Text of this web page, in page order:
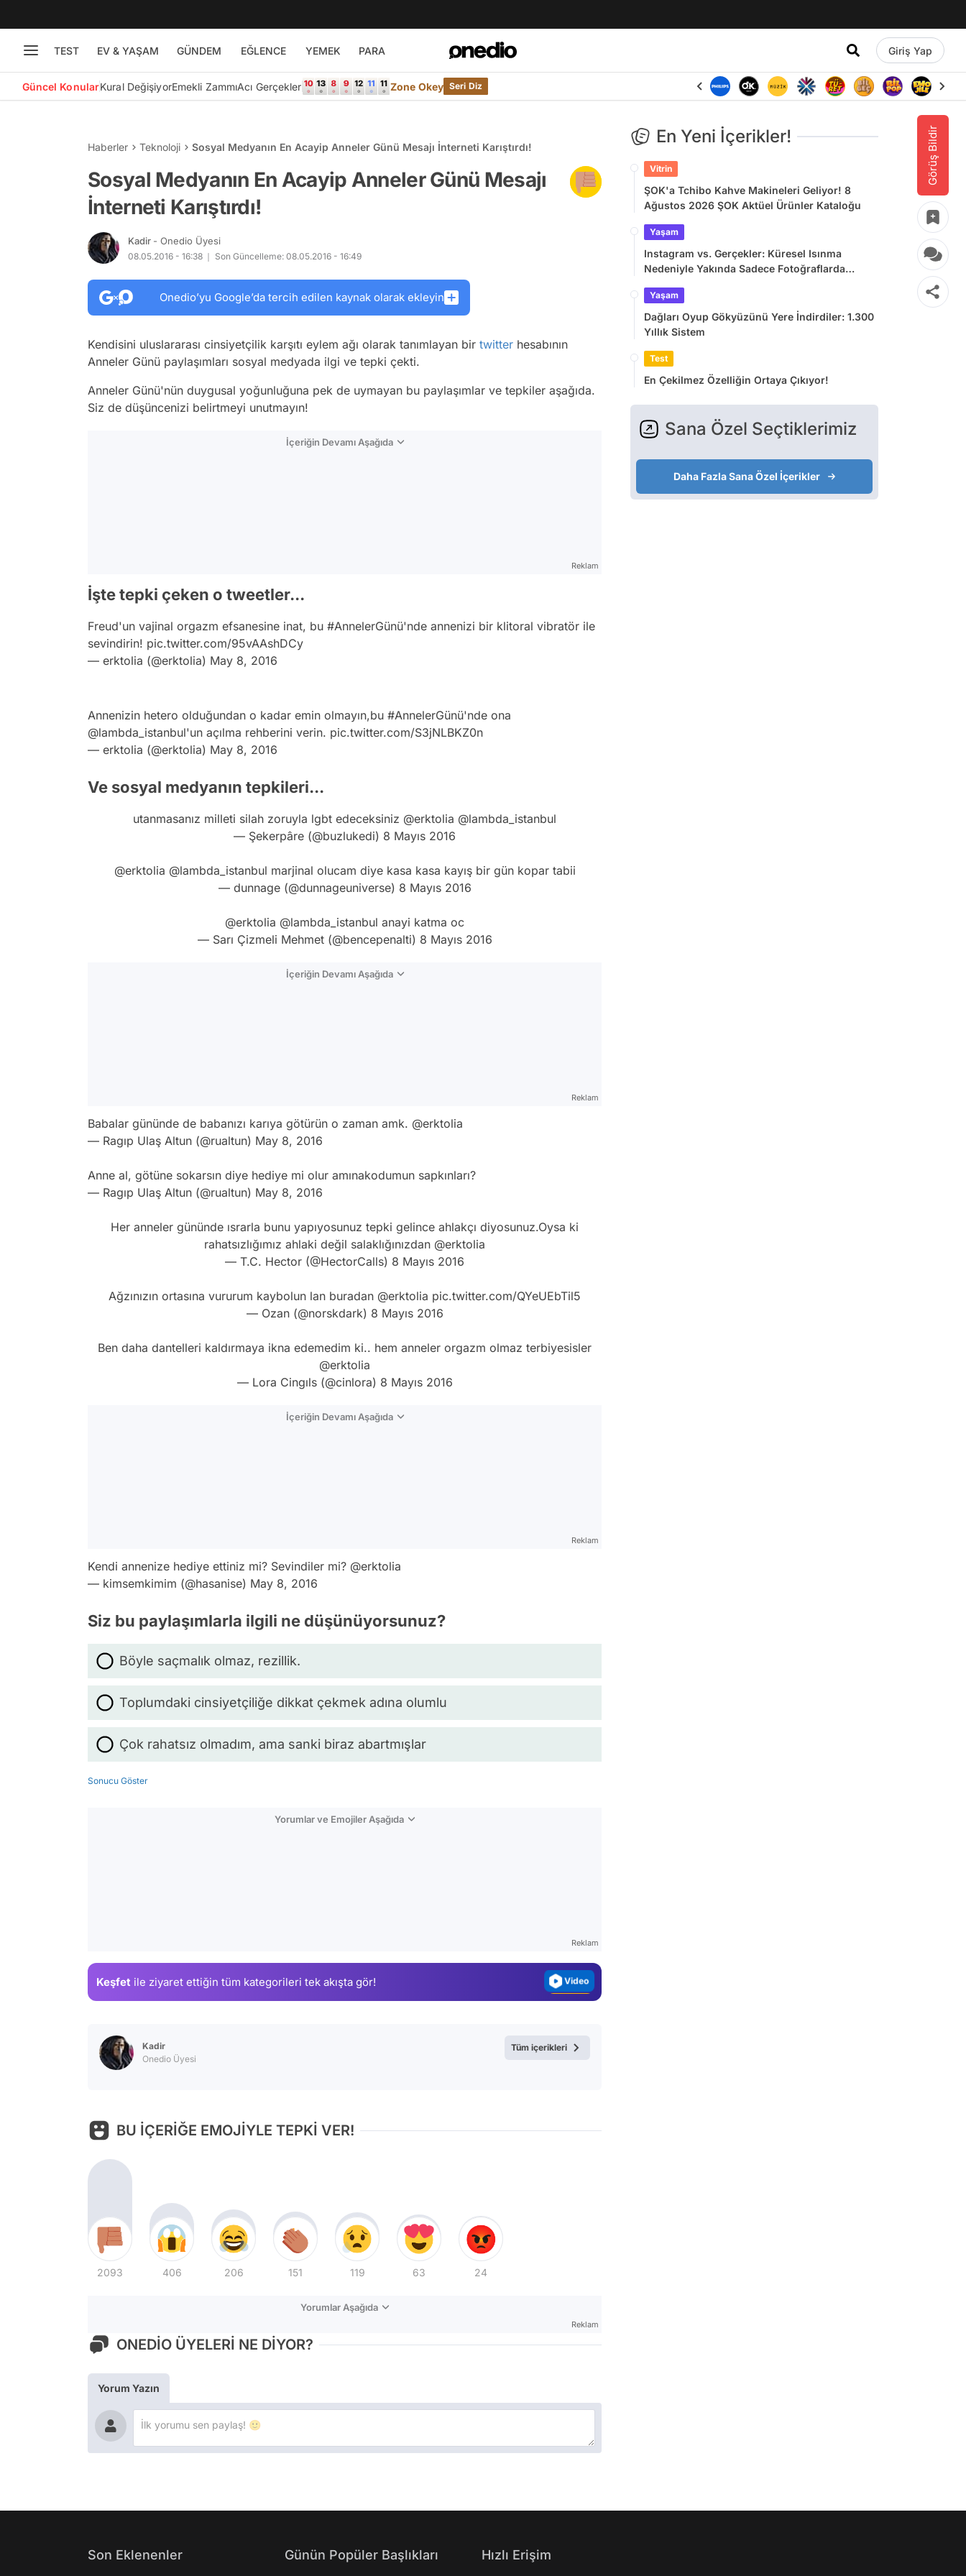
TEST EV & YAŞAM GÜNDEM EĞLENCE YEMEK PARA Giriş Yap
Güncel KonularKural DeğişiyorEmekli ZammıAcı Gerçekler Zone Okey Seri Diz
Görüş Bildir
Haberler Teknoloji Sosyal Medyanın En Acayip Anneler Günü Mesajı İnterneti Karıştırdı!
Sosyal Medyanın En Acayip Anneler Günü Mesajı
İnterneti Karıştırdı!
Kadir - Onedio Üyesi
08.05.2016 - 16:38 Son Güncelleme: 08.05.2016 - 16:49
Onedio’yu Google’da tercih edilen kaynak olarak ekleyin
Kendisini uluslararası cinsiyetçilik karşıtı eylem ağı olarak tanımlayan bir twitter hesabının
Anneler Günü paylaşımları sosyal medyada ilgi ve tepki çekti.
Anneler Günü'nün duygusal yoğunluğuna pek de uymayan bu paylaşımlar ve tepkiler aşağıda.
Siz de düşüncenizi belirtmeyi unutmayın!
İçeriğin Devamı Aşağıda
Reklam
İşte tepki çeken o tweetler...
Freud'un vajinal orgazm efsanesine inat, bu #AnnelerGünü'nde annenizi bir klitoral vibratör ile
sevindirin! pic.twitter.com/95vAAshDCy
— erktolia (@erktolia) May 8, 2016
Annenizin hetero olduğundan o kadar emin olmayın,bu #AnnelerGünü'nde ona
@lambda_istanbul'un açılma rehberini verin. pic.twitter.com/S3jNLBKZ0n
— erktolia (@erktolia) May 8, 2016
Ve sosyal medyanın tepkileri...
utanmasanız milleti silah zoruyla lgbt edeceksiniz @erktolia @lambda_istanbul
— Şekerpâre (@buzlukedi) 8 Mayıs 2016
@erktolia @lambda_istanbul marjinal olucam diye kasa kasa kayış bir gün kopar tabii
— dunnage (@dunnageuniverse) 8 Mayıs 2016
@erktolia @lambda_istanbul anayi katma oc
— Sarı Çizmeli Mehmet (@bencepenalti) 8 Mayıs 2016
İçeriğin Devamı Aşağıda
Reklam
Babalar gününde de babanızı karıya götürün o zaman amk. @erktolia
— Ragıp Ulaş Altun (@rualtun) May 8, 2016
Anne al, götüne sokarsın diye hediye mi olur amınakodumun sapkınları?
— Ragıp Ulaş Altun (@rualtun) May 8, 2016
Her anneler gününde ısrarla bunu yapıyosunuz tepki gelince ahlakçı diyosunuz.Oysa ki
rahatsızlığımız ahlaki değil salaklığınızdan @erktolia
— T.C. Hector (@HectorCalls) 8 Mayıs 2016
Ağzınızın ortasına vururum kaybolun lan buradan @erktolia pic.twitter.com/QYeUEbTil5
— Ozan (@norskdark) 8 Mayıs 2016
Ben daha dantelleri kaldırmaya ikna edemedim ki.. hem anneler orgazm olmaz terbiyesisler
@erktolia
— Lora Cingıls (@cinlora) 8 Mayıs 2016
İçeriğin Devamı Aşağıda
Reklam
Kendi annenize hediye ettiniz mi? Sevindiler mi? @erktolia
— kimsemkimim (@hasanise) May 8, 2016
Siz bu paylaşımlarla ilgili ne düşünüyorsunuz?
Böyle saçmalık olmaz, rezillik.
Toplumdaki cinsiyetçiliğe dikkat çekmek adına olumlu
Çok rahatsız olmadım, ama sanki biraz abartmışlar
Sonucu Göster
Yorumlar ve Emojiler Aşağıda
Reklam
Keşfet ile ziyaret ettiğin tüm kategorileri tek akışta gör! Test
Kadir
Onedio Üyesi
Tüm içerikleri
BU İÇERİĞE EMOJİYLE TEPKİ VER!
2093 406 206 151 119 63 24
Yorumlar Aşağıda
Reklam
ONEDİO ÜYELERİ NE DİYOR?
Yorum Yazın
En Yeni İçerikler!
Vitrin
ŞOK'a Tchibo Kahve Makineleri Geliyor! 8
Ağustos 2026 ŞOK Aktüel Ürünler Kataloğu
Yaşam
Instagram vs. Gerçekler: Küresel Isınma
Nedeniyle Yakında Sadece Fotoğraflarda
Yaşam
Dağları Oyup Gökyüzünü Yere İndirdiler: 1.300
Yıllık Sistem
Test
En Çekilmez Özelliğin Ortaya Çıkıyor!
Sana Özel Seçtiklerimiz
Daha Fazla Sana Özel İçerikler
Son Eklenenler Günün Popüler Başlıkları Hızlı Erişim